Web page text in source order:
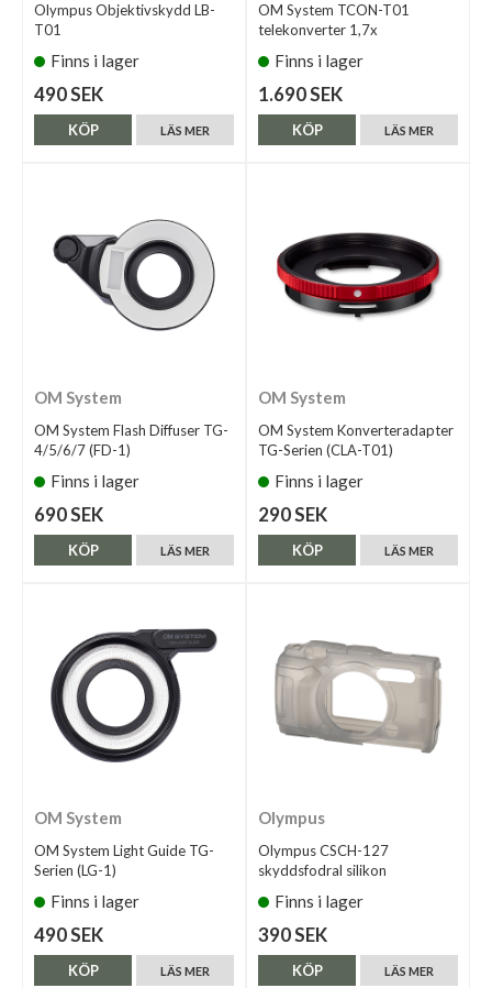
Olympus Objektivskydd LB-
T01
Finns i lager
490 SEK
LÄS MER
KÖP
OM System TCON-T01
telekonverter 1,7x
Finns i lager
1.690 SEK
LÄS MER
KÖP
OM System
OM System Flash Diffuser TG-
4/5/6/7 (FD-1)
Finns i lager
690 SEK
LÄS MER
KÖP
OM System
OM System Konverteradapter
TG-Serien (CLA-T01)
Finns i lager
290 SEK
LÄS MER
KÖP
OM System
OM System Light Guide TG-
Serien (LG-1)
Finns i lager
490 SEK
LÄS MER
KÖP
Olympus
Olympus CSCH-127
skyddsfodral silikon
Finns i lager
390 SEK
LÄS MER
KÖP